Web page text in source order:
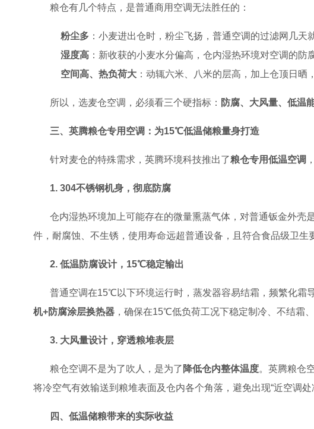
粮仓有几个特点，是普通商用空调无法胜任的：
粉尘多 ：小麦进出仓时，粉尘飞扬，普通空调的过滤网几天
湿度高 ：新收获的小麦水分偏高，仓内湿热环境对空调的防
空间高、热负荷大 ：动辄六米、八米的层高，加上仓顶日晒
所以，选麦仓空调，必须看三个硬指标： 防腐、大风量、低温
三、英腾粮仓专用空调：为15℃低温储粮量身打造
针对麦仓的特殊需求，英腾环境科技推出了粮仓专用低温空调
1. 304不锈钢机身，彻底防腐
仓内湿热环境加上可能存在的微量熏蒸气体，对普通钣金外壳
件，耐腐蚀、不生锈，使用寿命远超普通设备，且符合食品级卫生
2. 低温防腐设计，15℃稳定输出
普通空调在15℃以下环境运行时，蒸发器容易结霜，频繁化霜
机+防腐涂层换热器 ，确保在15℃低负荷工况下稳定制冷、不结霜、
3. 大风量设计，穿透粮堆表层
粮仓空调不是为了吹人，是为了 降低仓内整体温度。英腾粮仓
将冷空气有效输送到粮堆表面及仓内各个角落，避免出现“近空调处
四、低温储粮带来的实际收益